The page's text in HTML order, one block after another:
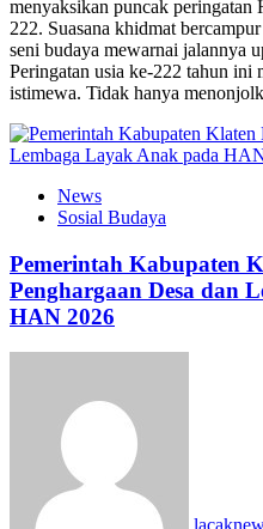
menyaksikan puncak
222. Suasana khidmat
seni budaya mewarnai jalannya
Peringatan usia ke-222 tahun ini
istimewa. Tidak hanya
News
Sosial Budaya
Pemerintah Kabupaten
Penghargaan Desa dan
HAN 2026